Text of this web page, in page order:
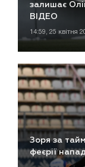
залишає
ВІДЕО
14:59, 25 квітня
Зоря за
феєрії